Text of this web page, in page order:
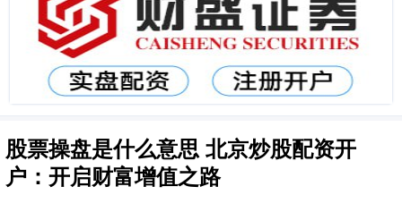
股票操盘是什么意思 北京炒股配资开
户：开启财富增值之路